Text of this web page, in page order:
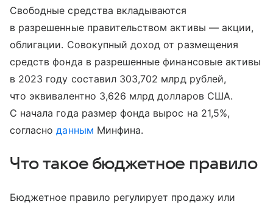
Свободные средства вкладываются
в разрешенные правительством активы —акции,
облигации. Совокупный доход от размещения
средств фонда в разрешенные финансовые активы
в 2023 году составил 303,702 млрд рублей,
что эквивалентно 3,626 млрд долларов США.
С начала года размер фонда вырос на 21,5%,
согласноданным Минфина.
Что такое бюджетное правило
Бюджетное правило регулирует продажу или